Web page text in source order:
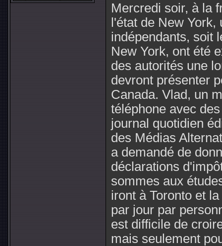
Mercredi soir, à la
l'état de New
indépendants, soit
New York, ont été
des autorités une
devront présenter
Canada. Vlad, un
téléphone avec
journal quotidien
des Médias
a demandé de
déclarations
sommes aux
iront à Toronto et
par jour par
est difficile de
mais seulement